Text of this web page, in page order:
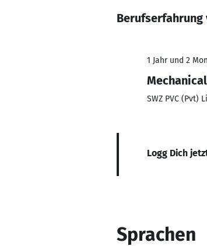
Berufserfahrung
1 Jahr und 2
SWZ PVC (Pvt)
Logg Dich
Sprachen